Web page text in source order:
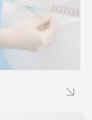
Lire